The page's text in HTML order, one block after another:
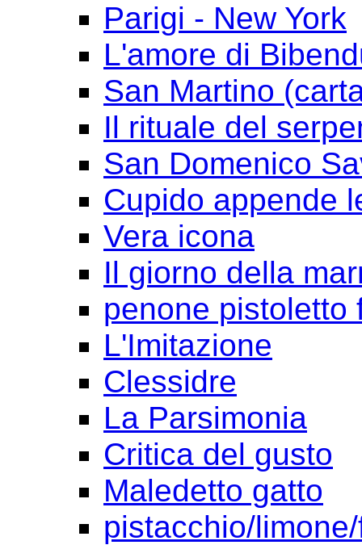
Parigi - New York
L'amore di
San Martino
Il rituale del
San Domenico
Cupido appende
Vera icona
Il giorno della
penone pistoletto
L'Imitazione
Clessidre
La Parsimonia
Critica del gusto
Maledetto gatto
pistacchio/